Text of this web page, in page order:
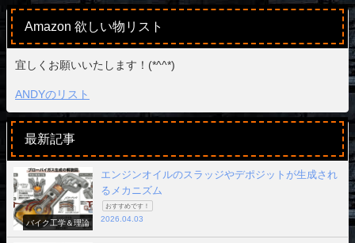
Amazon 欲しい物リスト
宜しくお願いいたします！(*^^*)
ANDYのリスト
最新記事
バイク工学＆理論
エンジンオイルのスラッジやデポジットが生成され
るメカニズム
おすすめです！
2026.04.03